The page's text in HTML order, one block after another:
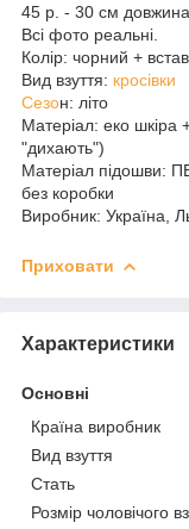
45 р. - 30 см довжина
Всі фото реальні.
Колір: чорний +
Вид взуття: кросівки
Сезон: літо
Матеріал: еко шкіра
"дихають")
Матеріал підошви:
без коробки
Виробник: Україна,
Приховати
Характеристики
Основні
Країна виробник
Вид взуття
Стать
Розмір чоловічого